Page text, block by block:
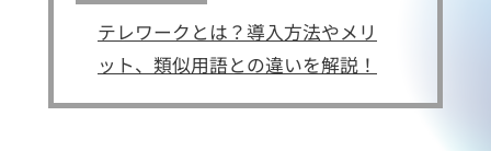
テレワークとは？導入方法やメリ
ット、類似用語との違いを解説！